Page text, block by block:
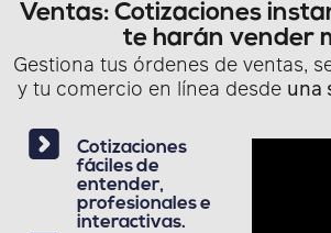
Ventas: Cotizaciones
te harán vender
Gestiona tus órdenes de ventas,
y tu comercio en línea desde una
Cotizaciones
fáciles de
entender,
profesionales e
interactivas.